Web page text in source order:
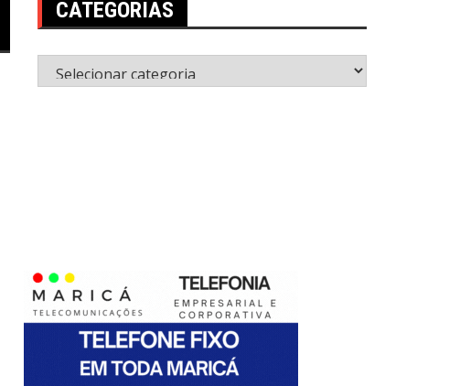
CATEGORIAS
Categorias